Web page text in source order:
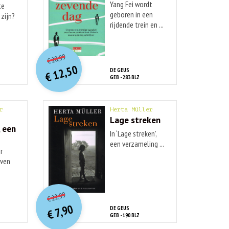
Yang Fei wordt
geboren in een
rijdende trein en ...
DE GEUS
GEB - 283 BLZ
€28,99O
orspr
onkelijke
prijs
was:
€ 28,99.
€12,50
Huidige
prijs
is:€ 12,50.
Herta Müller
Lage streken
In ‘Lage streken’,
een verzameling ...
DE GEUS
GEB - 190 BLZ
€22,99O
orspr
onkelijke
prijs
was:
€ 22,99.
€7,90
Huidige
prijs
is:
€ 7,90.